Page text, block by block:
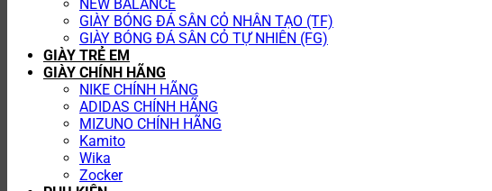
NEW BALANCE
GIÀY BÓNG ĐÁ SÂN CỎ NHÂN TẠO (TF)
GIÀY BÓNG ĐÁ SÂN CỎ TỰ NHIÊN (FG)
GIÀY TRẺ EM
GIÀY CHÍNH HÃNG
NIKE CHÍNH HÃNG
ADIDAS CHÍNH HÃNG
MIZUNO CHÍNH HÃNG
Kamito
Wika
Zocker